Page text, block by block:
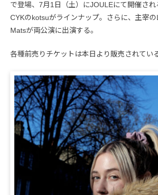
で登場、7月1日（土）にJOULEにて開催さ
CYKのkotsuがラインナップ。さらに、主宰
Matsが両公演に出演する。
各種前売りチケットは本日より販売されている